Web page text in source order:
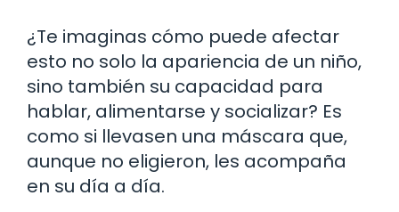
¿Te imaginas cómo puede afectar
esto no solo la apariencia de un niño,
sino también su capacidad para
hablar, alimentarse y socializar? Es
como si llevasen una máscara que,
aunque no eligieron, les acompaña
en su día a día.